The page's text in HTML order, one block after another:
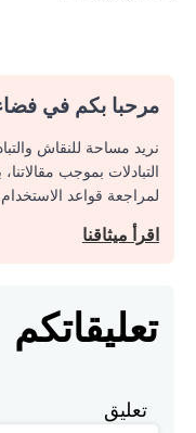
مرحبا بكم في
نريد مساحة للنقاش
التبادلات بموجب
لمراجعة قواعد الاستخدام
اقرأ ميثاقنا
تعليقاتكم
تعليق